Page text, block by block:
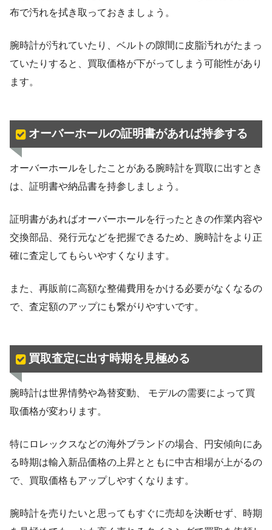
布で汚れを拭き取っておきましょう。
腕時計が汚れていたり、ベルトの隙間に皮脂汚れがたまっ
ていたりすると、買取価格が下がってしまう可能性があり
ます。
オーバーホールの証明書があれば持参する
オーバーホールをしたことがある腕時計を買取に出すとき
は、証明書や納品書を持参しましょう。
証明書があればオーバーホールを行ったときの作業内容や
交換部品、発行元などを把握できるため、腕時計をより正
確に査定してもらいやすくなります。
また、再販前に高額な整備費用をかける必要がなくなるの
で、査定額のアップにも繋がりやすいです。
買取査定に出す時期を見極める
腕時計は世界情勢や為替変動、 モデルの需要によって買
取価格が変わります。
特にロレックスなどの海外ブランドの場合、円安傾向にあ
る時期は輸入新品価格の上昇とともに中古相場が上がるの
で、買取価格もアップしやすくなります。
腕時計を売りたいと思ってもすぐに売却を決断せず、時期